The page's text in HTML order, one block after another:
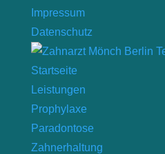
Impressum
Datenschutz
Startseite
Leistungen
Prophylaxe
Paradontose
Zahnerhaltung